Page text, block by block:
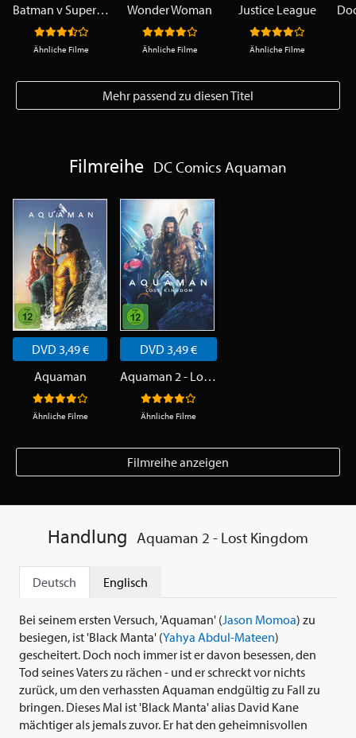
Batman v Superman
Ähnliche Filme
Wonder Woman
Ähnliche Filme
Justice League
Ähnliche Filme
Mehr passend zu diesen Titel
Filmreihe DC Comics Aquaman
DVD 3,49 €
Aquaman
Ähnliche Filme
DVD 3,49 €
Aquaman 2 - Lost Kingdom
Ähnliche Filme
Filmreihe anzeigen
Handlung Aquaman 2 - Lost Kingdom
Deutsch Englisch
Bei seinem ersten Versuch, 'Aquaman' (Jason Momoa) zu
besiegen, ist 'Black Manta' (Yahya Abdul-Mateen)
gescheitert. Doch noch immer ist er davon besessen, den
Tod seines Vaters zu rächen - und er schreckt vor nichts
zurück, um den verhassten Aquaman endgültig zu Fall zu
bringen. Dieses Mal ist 'Black Manta' alias David Kane
mächtiger als jemals zuvor. Er hat den geheimnisvollen